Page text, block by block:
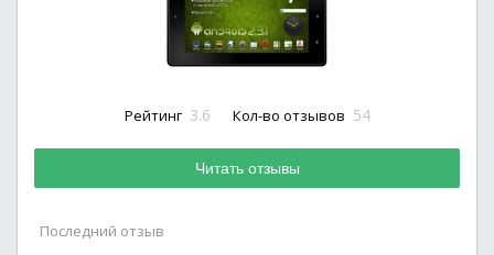
Рейтинг 3.6 Кол-во отзывов 54
Читать отзывы
Последний отзыв